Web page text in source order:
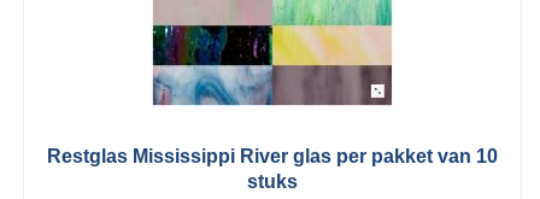
Restglas Mississippi River glas per pakket van 10
stuks